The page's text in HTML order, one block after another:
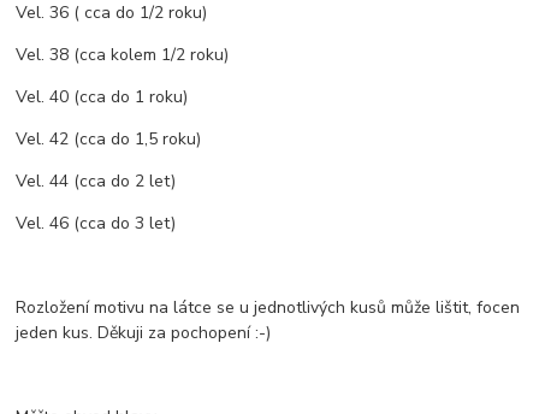
Vel. 36 ( cca do 1/2 roku)
Vel. 38 (cca kolem 1/2 roku)
Vel. 40 (cca do 1 roku)
Vel. 42 (cca do 1,5 roku)
Vel. 44 (cca do 2 let)
Vel. 46 (cca do 3 let)
Rozložení motivu na látce se u jednotlivých kusů může lištit, focen
jeden kus. Děkuji za pochopení :-)